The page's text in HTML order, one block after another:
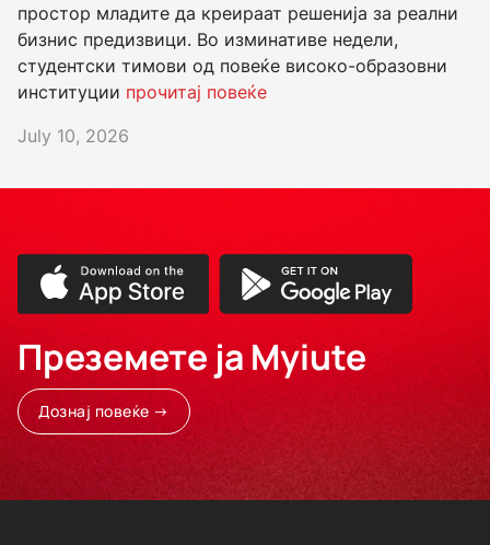
простор младите да креираат решенија за реални
бизнис предизвици. Во изминативе недели,
студентски тимови од повеќе високо-образовни
институции прочитај повеќе
July 10, 2026
Преземете ја Myiute
Дознај повеќе →